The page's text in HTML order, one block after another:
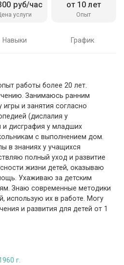
услуги
руб/час
Опыт
от 10 лет
Навыки График
работы более 20 лет.
Занимаюсь ранним
и занятия согласно
(дислалия у
и дисграфия у младших
с выполнением дом.
в знаниях у учащихся
полный уход и развитие
жизни детей, оказываю
Ухаживаю за детским
Знаю современные методики
использую их в работе. Могу
и развития для детей от 1
г.